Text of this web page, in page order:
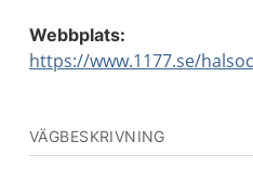
Webbplats:
https://www.1177.se/
VÄGBESKRIVNING